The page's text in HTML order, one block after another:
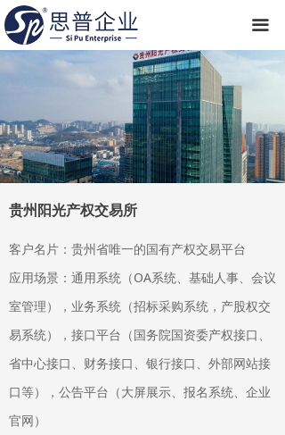
끀
贵州阳光产权交易所
客户名片：贵州省唯一的国有产权交易平台
应用场景：通用系统（OA系统、基础人事、会议
室管理），业务系统（招标采购系统，产股权交
易系统），接口平台（国务院国资委产权接口、
省中心接口、财务接口、银行接口、外部网站接
口等），公告平台（大屏展示、报名系统、企业
官网）